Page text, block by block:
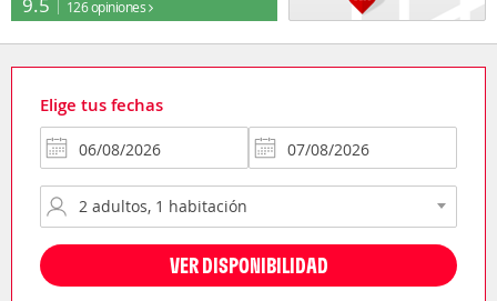
126 opiniones
Elige tus fechas
VER DISPONIBILIDAD